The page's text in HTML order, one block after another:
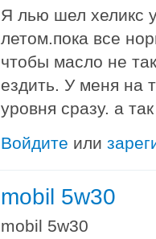
Я лью шел хеликс
летом.пока все
чтобы масло не
ездить. У меня на
уровня сразу. а
Войдите или
mobil 5w30
mobil 5w30